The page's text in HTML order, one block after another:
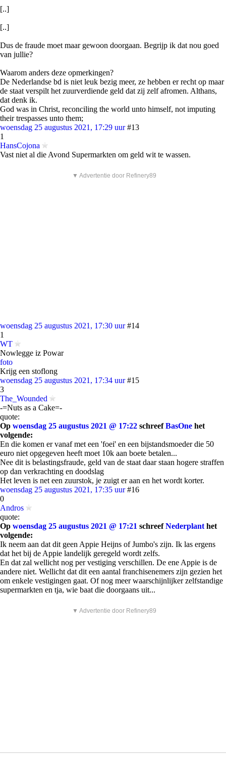
[..]
[..]
Dus de fraude moet maar gewoon doorgaan. Begrijp ik dat nou goed
van jullie?
Waarom anders deze opmerkingen?
De Nederlandse bd is niet leuk bezig meer, ze hebben er recht op maar
de staat verspilt het zuurverdiende geld dat zij zelf afromen. Althans,
dat denk ik.
God was in Christ, reconciling the world unto himself, not imputing
their trespasses unto them;
woensdag 25 augustus 2021, 17:29 uur #13
1
HansCojona
Vast niet al die Avond Supermarkten om geld wit te wassen.
▼ Advertentie door Refinery89
woensdag 25 augustus 2021, 17:30 uur #14
1
WT
Nowlegge iz Powar
foto
Krijg een stoflong
woensdag 25 augustus 2021, 17:34 uur #15
3
The_Wounded
-=Nuts as a Cake=-
quote:
Op woensdag 25 augustus 2021 @ 17:22 schreefBasOne het
volgende:
En die komen er vanaf met een 'foei' en een bijstandsmoeder die 50
euro niet opgegeven heeft moet 10k aan boete betalen...
Nee dit is belastingsfraude, geld van de staat daar staan hogere straffen
op dan verkrachting en doodslag
Het leven is net een zuurstok, je zuigt er aan en het wordt korter.
woensdag 25 augustus 2021, 17:35 uur #16
0
Andros
quote:
Op woensdag 25 augustus 2021 @ 17:21 schreefNederplant het
volgende:
Ik neem aan dat dit geen Appie Heijns of Jumbo's zijn. Ik las ergens
dat het bij de Appie landelijk geregeld wordt zelfs.
En dat zal wellicht nog per vestiging verschillen. De ene Appie is de
andere niet. Wellicht dat dit een aantal franchisenemers zijn gezien het
om enkele vestigingen gaat. Of nog meer waarschijnlijker zelfstandige
supermarkten en tja, wie baat die doorgaans uit...
▼ Advertentie door Refinery89